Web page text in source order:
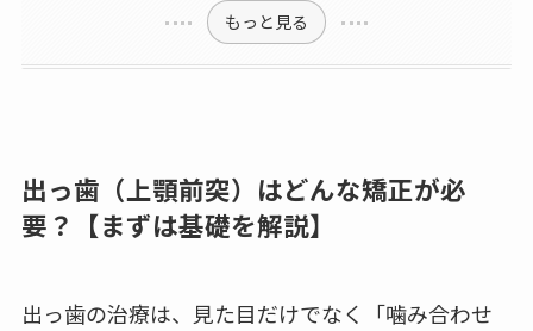
もっと見る
出っ歯（上顎前突）はどんな矯正が必
要？【まずは基礎を解説】
出っ歯の治療は、見た目だけでなく「噛み合わせ